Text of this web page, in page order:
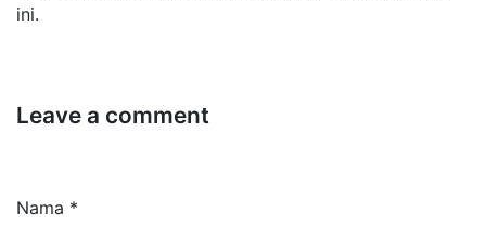
ini.
Leave a comment
Nama *